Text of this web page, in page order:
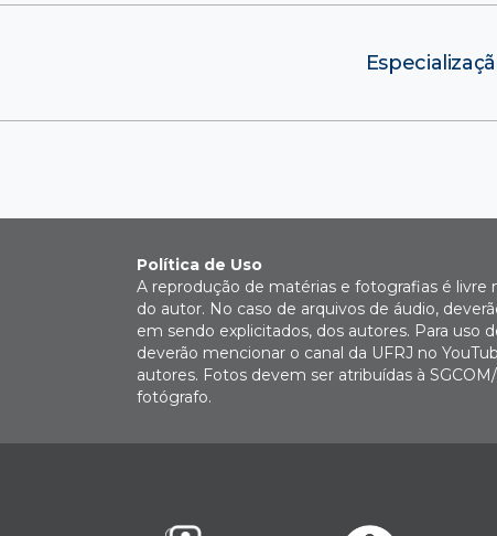
Política de Uso
A reprodução de matérias e fotografias é livre
do autor. No caso de arquivos de áudio,
em sendo explicitados, dos autores. Para uso
deverão mencionar o canal da UFRJ no
autores. Fotos devem ser atribuídas à
fotógrafo.